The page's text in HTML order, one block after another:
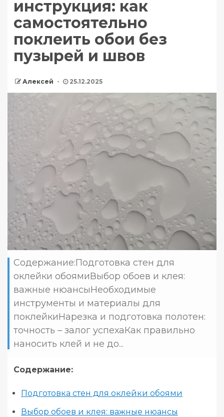
инструкция: как
самостоятельно
поклеить обои без
пузырей и швов
Алексей 25.12.2025
Содержание:Подготовка стен для
оклейки обоямиВыбор обоев и клея:
важные нюансыНеобходимые
инструменты и материалы для
поклейкиНарезка и подготовка полотен:
точность – залог успехаКак правильно
наносить клей и не до...
Содержание:
Подготовка стен для оклейки обоями
Выбор обоев и клея: важные нюансы